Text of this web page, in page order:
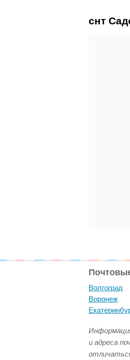
снт
Волгоград
Воронеж
и адреса